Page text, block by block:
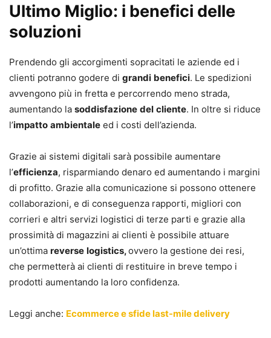
Ultimo Miglio: i benefici delle
soluzioni
Prendendo gli accorgimenti sopracitati le aziende ed i
clienti potranno godere di grandi benefici. Le spedizioni
avvengono più in fretta e percorrendo meno strada,
aumentando la soddisfazione del cliente. In oltre si riduce
l’impatto ambientale ed i costi dell’azienda.
Grazie ai sistemi digitali sarà possibile aumentare
l’efficienza, risparmiando denaro ed aumentando i margini
di profitto. Grazie alla comunicazione si possono ottenere
collaborazioni, e di conseguenza rapporti, migliori con
corrieri e altri servizi logistici di terze parti e grazie alla
prossimità di magazzini ai clienti è possibile attuare
un’ottima reverse logistics,ovvero la gestione dei resi,
che permetterà ai clienti di restituire in breve tempo i
prodotti aumentando la loro confidenza.
Leggi anche: Ecommerce e sfide last-mile delivery